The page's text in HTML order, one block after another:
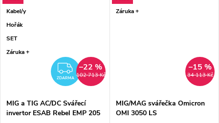
Kabel/y
Hořák
SET
Záruka +
ZDARMA
ZDARMA 102 713 Kč
–22 %
MIG a TIG AC/DC Svářecí
invertor ESAB Rebel EMP 205
Záruka +
34 113 Kč
–15 %
MIG/MAG svářečka Omicron
OMI 3050 LS